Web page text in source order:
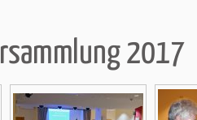
2017